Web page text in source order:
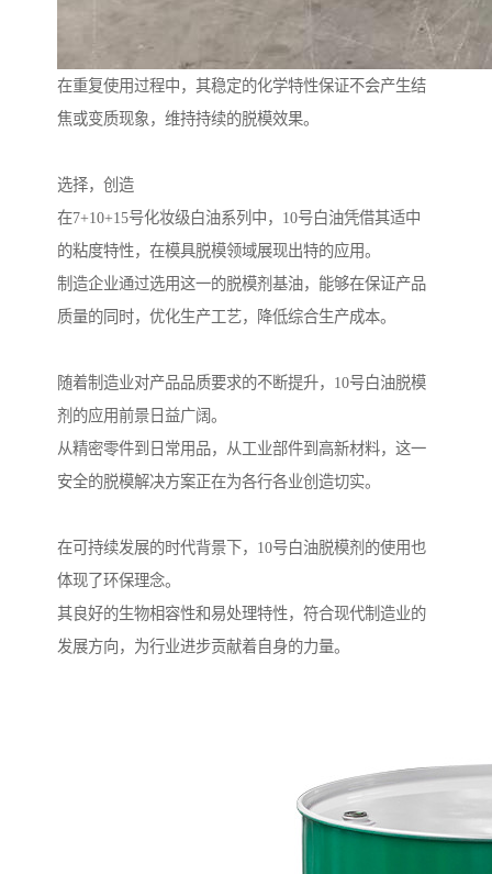
在重复使用过程中，其稳定的化学特性保证不会产生结
焦或变质现象，维持持续的脱模效果。
选择，创造
在7+10+15号化妆级白油系列中，10号白油凭借其适中
的粘度特性，在模具脱模领域展现出特的应用。
制造企业通过选用这一的脱模剂基油，能够在保证产品
质量的同时，优化生产工艺，降低综合生产成本。
随着制造业对产品品质要求的不断提升，10号白油脱模
剂的应用前景日益广阔。
从精密零件到日常用品，从工业部件到高新材料，这一
安全的脱模解决方案正在为各行各业创造切实。
在可持续发展的时代背景下，10号白油脱模剂的使用也
体现了环保理念。
其良好的生物相容性和易处理特性，符合现代制造业的
发展方向，为行业进步贡献着自身的力量。